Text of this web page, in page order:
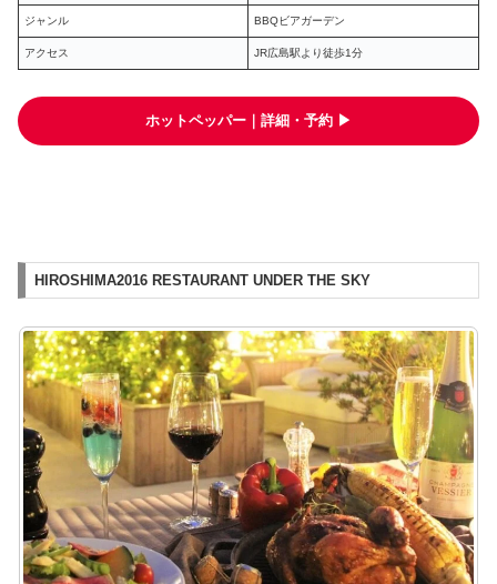
ジャンル BBQビアガーデン
アクセス JR広島駅より徒歩1分
ホットペッパー｜詳細・予約 ▶︎
HIROSHIMA2016 RESTAURANT UNDER THE SKY